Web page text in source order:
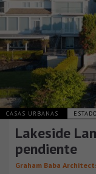
CASAS URBANAS
Lakeside
pendiente
Graham Baba